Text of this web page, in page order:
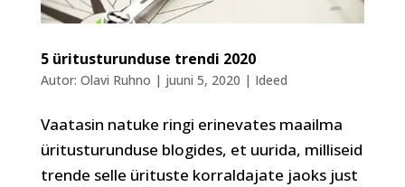
5 üritusturunduse trendi 2020
Autor: Olavi Ruhno | juuni 5, 2020 | Ideed
Vaatasin natuke ringi erinevates maailma
üritusturunduse blogides, et uurida, milliseid
trende selle ürituste korraldajate jaoks just